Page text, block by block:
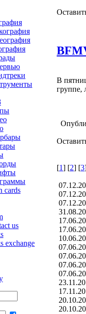
cards
us
exchange
В
группе,
[1] [2] [3